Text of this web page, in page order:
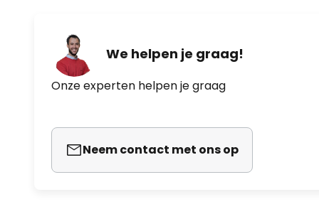
We helpen je graag!
Onze experten helpen je graag
Neem contact met ons op